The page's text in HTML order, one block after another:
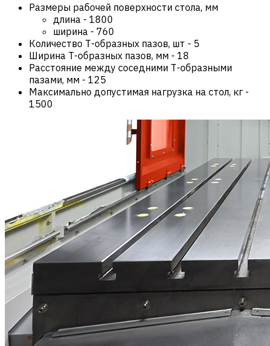
Размеры рабочей поверхности стола, мм
длина - 1800
ширина - 760
Количество Т-образных пазов, шт - 5
Ширина Т-образных пазов, мм - 18
Расстояние между соседними Т-образными
пазами, мм - 125
Максимально допустимая нагрузка на стол, кг -
1500